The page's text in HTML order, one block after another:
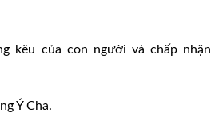
kêu của con người và chấp nhận
Ý Cha.